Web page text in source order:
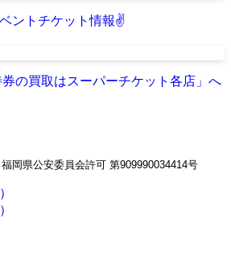
ベントチケット情報✌
の買取はスーパーチケット各店」へ
岡県公安委員会許可 第909990034414号